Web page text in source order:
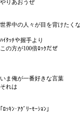
やりあおうぜ
世界中の人々が目を背けたく
ﾊｲﾀｯﾁや握手より
この方が100倍ﾛｯｸだぜ
いま俺が一番好きな言葉
それは
｢ﾛｯｷﾝ･ｱｸﾞﾘｰﾓｰｼｮﾝ｣